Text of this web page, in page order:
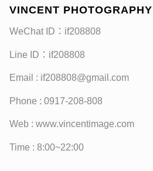
VINCENT PHOTOGRAPHY
WeChat ID：if208808
Line ID：if208808
Email : if208808@gmail.com
Phone : 0917-208-808
Web : www.vincentimage.com
Time : 8:00~22:00